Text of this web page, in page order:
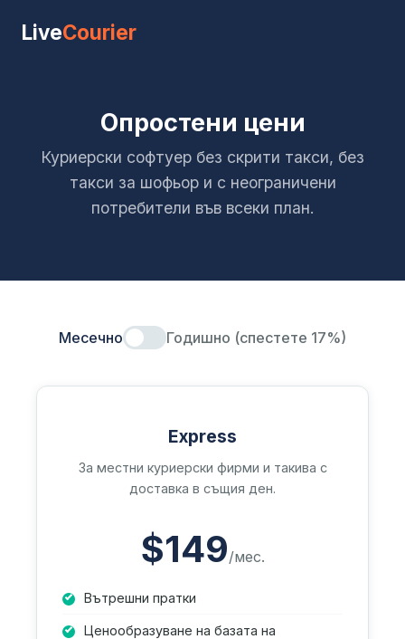
LiveCourier
Опростени цени
Куриерски софтуер без скрити такси, без
такси за шофьор и с неограничени
потребители във всеки план.
Месечно Годишно (спестете 17%)
Express
За местни куриерски фирми и такива с
доставка в същия ден.
$149/мес.
Вътрешни пратки
Ценообразуване на базата на